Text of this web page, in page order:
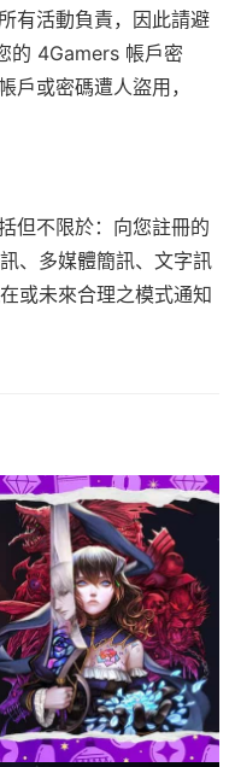
有活動負責，因此請避
的 4Gamers 帳戶密
或密碼遭人盜用，
但不限於：向您註冊的
、多媒體簡訊、文字訊
或未來合理之模式通知